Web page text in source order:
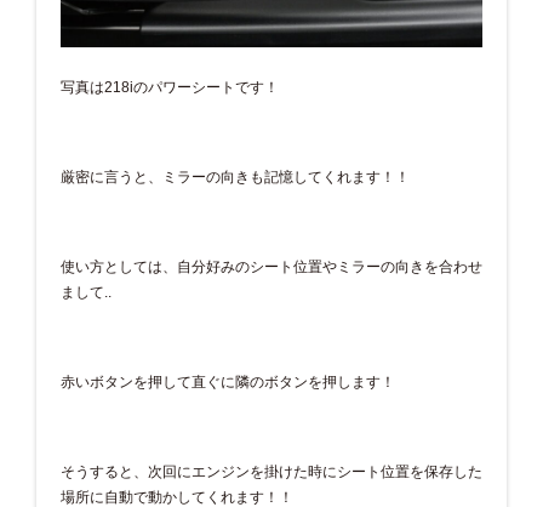
写真は218iのパワーシートです！
厳密に言うと、ミラーの向きも記憶してくれます！！
使い方としては、自分好みのシート位置やミラーの向きを合わせ
まして..
赤いボタンを押して直ぐに隣のボタンを押します！
そうすると、次回にエンジンを掛けた時にシート位置を保存した
場所に自動で動かしてくれます！！